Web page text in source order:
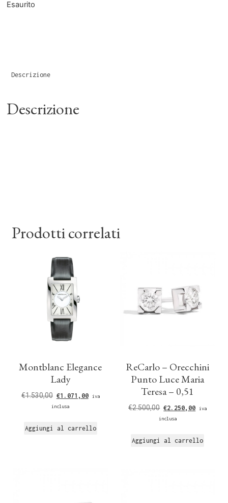
Esaurito
Descrizione
Descrizione
Prodotti correlati
Montblanc Elegance
Lady
€1.530,00 €1.071,00
iva
inclusa
Aggiungi al carrello
ReCarlo – Orecchini
Punto Luce Maria
Teresa – 0,51
€2.500,00 €2.250,00
iva
inclusa
Aggiungi al carrello